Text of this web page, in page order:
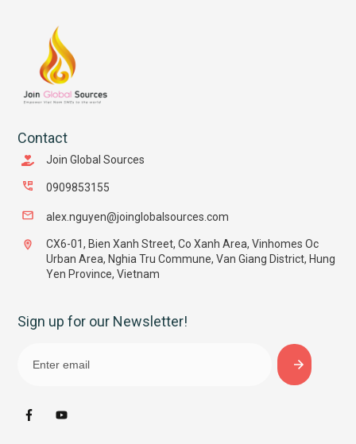
Contact
Join Global Sources
0909853155
alex.nguyen@joinglobalsources.com
CX6-01, Bien Xanh Street, Co Xanh Area, Vinhomes Oc
Urban Area, Nghia Tru Commune, Van Giang District, Hung
Yen Province, Vietnam
Sign up for our Newsletter!